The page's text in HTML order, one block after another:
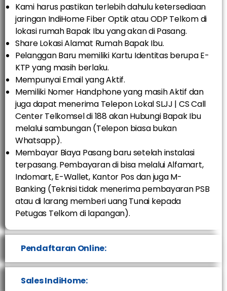
Kami harus pastikan terlebih dahulu ketersediaan
jaringan IndiHome Fiber Optik atau ODP Telkom di
lokasi rumah Bapak Ibu yang akan di Pasang.
Share Lokasi Alamat Rumah Bapak Ibu.
Pelanggan Baru memiliki Kartu Identitas berupa E-
KTP yang masih berlaku.
Mempunyai Email yang Aktif.
Memiliki Nomer Handphone yang masih Aktif dan
juga dapat menerima Telepon Lokal SLJJ | CS Call
Center Telkomsel di 188 akan Hubungi Bapak Ibu
melalui sambungan (Telepon biasa bukan
Whatsapp).
Membayar Biaya Pasang baru setelah instalasi
terpasang. Pembayaran di bisa melalui Alfamart,
Indomart, E-Wallet, Kantor Pos dan juga M-
Banking (Teknisi tidak menerima pembayaran PSB
atau di larang memberi uang Tunai kepada
Petugas Telkom di lapangan).
Pendaftaran Online:
Sales IndiHome: